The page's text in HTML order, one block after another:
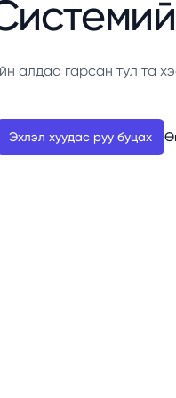
алдаа гарсан тул та
Эхлэл хуудас руу буцах